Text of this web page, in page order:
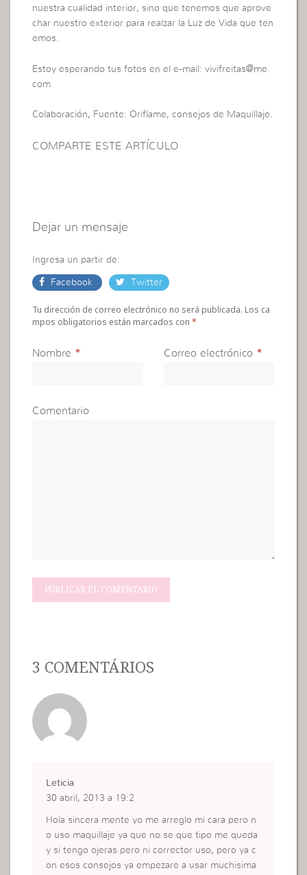
nuestra cualidad interior, sino que tenemos que aprove
char nuestro exterior para realzar la Luz de Vida que ten
emos.
Estoy esperando tus fotos en el e-mail: vivifreitas@me.
com
Colaboración, Fuente: Oriflame, consejos de Maquillaje.
COMPARTE ESTE ARTÍCULO
Dejar un mensaje
Ingresa un partir de:
Facebook Twitter
Tu dirección de correo electrónico no será publicada. Los ca
mpos obligatorios están marcados con*
Nombre * Correo electrónico *
Comentario
3 COMENTÁRIOS
Leticia
30 abril, 2013 a 19:2
Hola sincera mente yo me arreglo mi cara pero n
o uso maquillaje ya que no se que tipo me queda
y si tengo ojeras pero ni corrector uso, pero ya c
on esos consejos ya empezare a usar muchisima